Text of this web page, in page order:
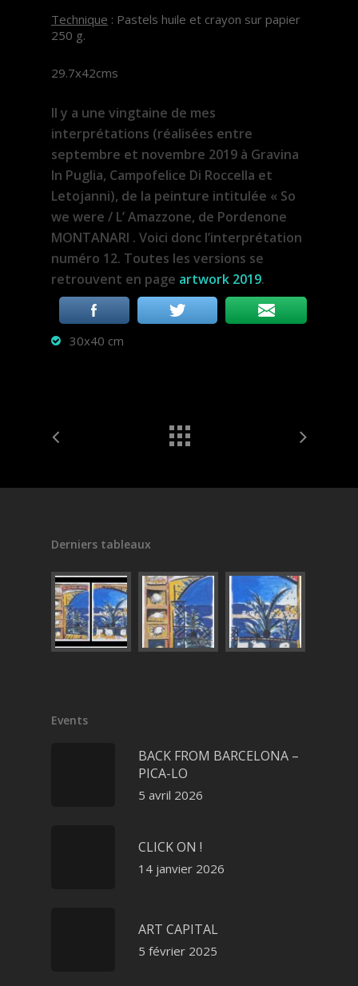
Technique : Pastels huile et crayon sur papier
250 g.
29.7x42cms
Il y a une vingtaine de mes
interprétations (réalisées entre
septembre et novembre 2019 à Gravina
In Puglia, Campofelice Di Roccella et
Letojanni), de la peinture intitulée « So
we were / L’ Amazzone, de Pordenone
MONTANARI . Voici donc l’interprétation
numéro 12. Toutes les versions se
retrouvent en page artwork 2019.
30x40 cm
Derniers tableaux
Events
BACK FROM BARCELONA –
PICA-LO
5 avril 2026
CLICK ON !
14 janvier 2026
ART CAPITAL
5 février 2025